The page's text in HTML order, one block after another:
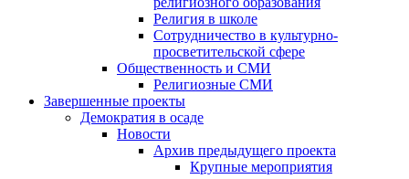
Религия в школе
Сотрудничество в культурно-
просветительской сфере
Общественность и СМИ
Религиозные СМИ
Завершенные проекты
Демократия в осаде
Новости
Архив предыдущего проекта
Крупные мероприятия